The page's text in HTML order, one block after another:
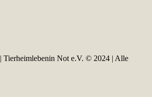
| Tierheimlebenin Not e.V. © 2024 | Alle